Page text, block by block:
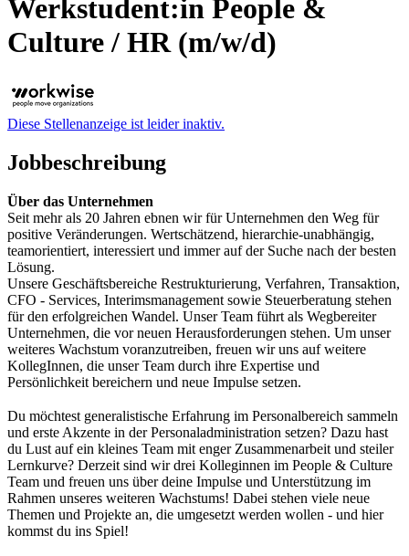
Werkstudent:in People &
Culture / HR (m/w/d)
Diese Stellenanzeige ist leider inaktiv.
Jobbeschreibung
Über das Unternehmen
Seit mehr als 20 Jahren ebnen wir für Unternehmen den Weg für
positive Veränderungen. Wertschätzend, hierarchie-unabhängig,
teamorientiert, interessiert und immer auf der Suche nach der besten
Lösung.
Unsere Geschäftsbereiche Restrukturierung, Verfahren, Transaktion,
CFO - Services, Interimsmanagement sowie Steuerberatung stehen
für den erfolgreichen Wandel. Unser Team führt als Wegbereiter
Unternehmen, die vor neuen Herausforderungen stehen. Um unser
weiteres Wachstum voranzutreiben, freuen wir uns auf weitere
KollegInnen, die unser Team durch ihre Expertise und
Persönlichkeit bereichern und neue Impulse setzen.
Du möchtest generalistische Erfahrung im Personalbereich sammeln
und erste Akzente in der Personaladministration setzen? Dazu hast
du Lust auf ein kleines Team mit enger Zusammenarbeit und steiler
Lernkurve? Derzeit sind wir drei Kolleginnen im People & Culture
Team und freuen uns über deine Impulse und Unterstützung im
Rahmen unseres weiteren Wachstums! Dabei stehen viele neue
Themen und Projekte an, die umgesetzt werden wollen - und hier
kommst du ins Spiel!